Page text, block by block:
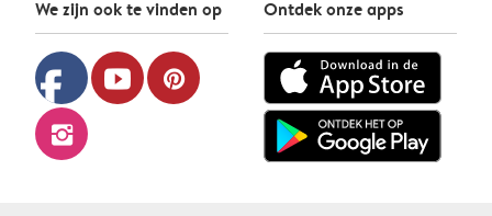
We zijn ook te vinden op
facebook youtube pinterest
instagram
Ontdek onze apps